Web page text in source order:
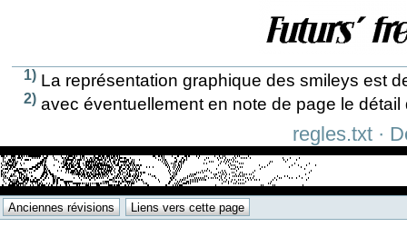
1)La représentation graphique des smileys est
2)avec éventuellement en note de page le détail
regles.txt ·